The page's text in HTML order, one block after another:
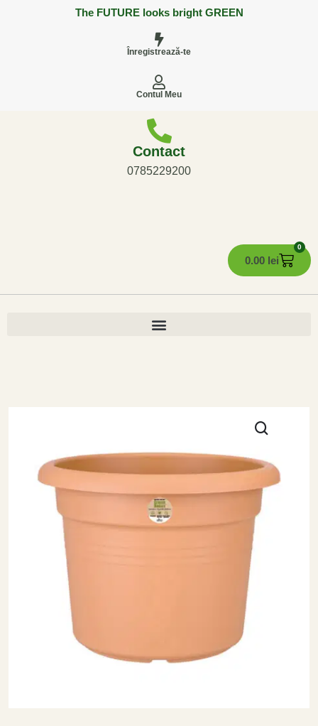
The FUTURE looks bright GREEN
Înregistrează-te
Contul Meu
Contact
0785229200
0.00 lei
0